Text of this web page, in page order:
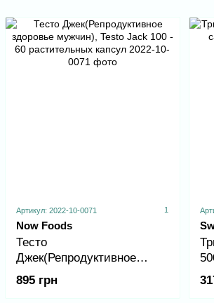
Артикул: 2022-10-0071 1
Now Foods
Тесто
Джек(Репродуктивное
здоровье мужчин), Testo
Jack 100 - 60 растительных
895 грн